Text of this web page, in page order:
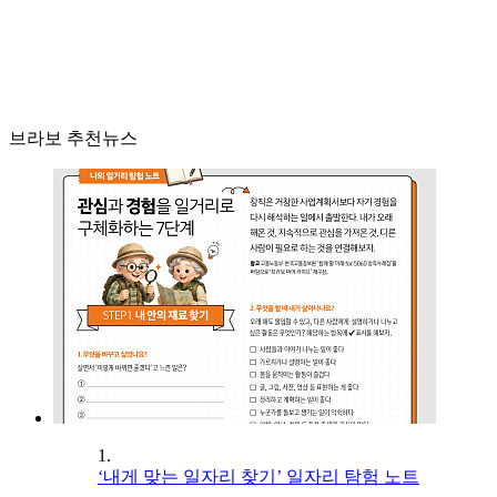
브라보 추천뉴스
1.
‘내게 맞는 일자리 찾기’ 일자리 탐험 노트